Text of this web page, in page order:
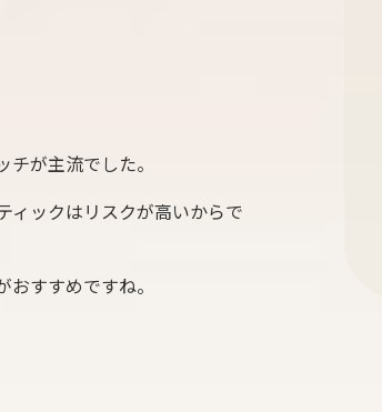
が主流でした。
ィックはリスクが高いからで
すすめですね。